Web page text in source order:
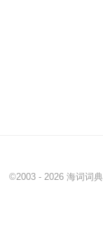
©2003 - 2026 海词词典